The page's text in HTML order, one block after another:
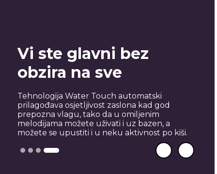
Šira slika
Osjetite čaroliju svojih omiljenih sadržaja na
inča